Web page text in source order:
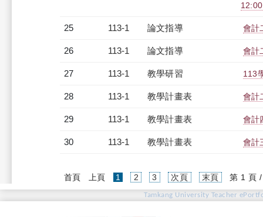
25 113-1 論文指導 會計
26 113-1 論文指導 會計
27 113-1 教學研習 113
28 113-1 教學計畫表 會計
29 113-1 教學計畫表 會計
30 113-1 教學計畫表 會計
首頁 上頁 1 (current)
2 3 次頁 末頁 第 1 頁
Tamkang University Teacher